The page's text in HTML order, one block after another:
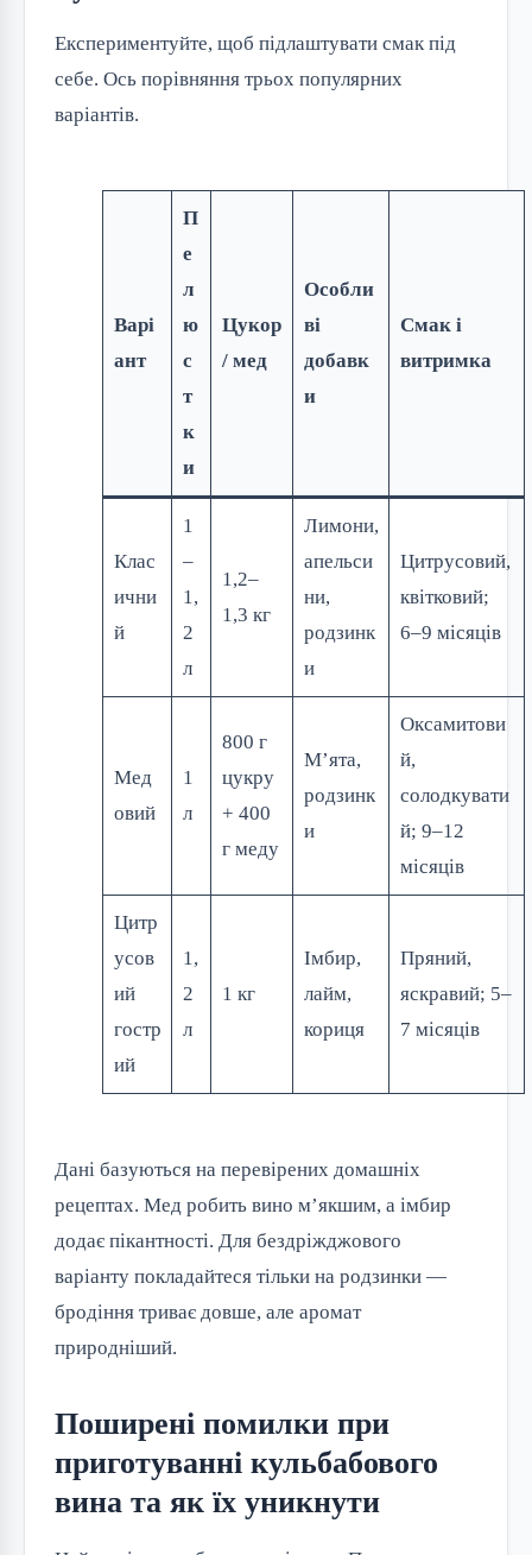
Експериментуйте, щоб підлаштувати смак під
себе. Ось порівняння трьох популярних
варіантів.
Варі
ант
П
е
л
ю
с
т
к
и
Цукор
/ мед
Особли
ві
добавк
и
Смак і
витримка
Клас
ични
й
1
–
1,
2
л
1,2–
1,3 кг
Лимони,
апельси
ни,
родзинк
и
Цитрусовий,
квітковий;
6–9 місяців
Мед
овий
1
л
800 г
цукру
+ 400
г меду
М’ята,
родзинк
и
Оксамитови
й,
солодкувати
й; 9–12
місяців
Цитр
усов
ий
гостр
ий
1,
2
л
1 кг
Імбир,
лайм,
кориця
Пряний,
яскравий; 5–
7 місяців
Дані базуються на перевірених домашніх
рецептах. Мед робить вино м’якшим, а імбир
додає пікантності. Для бездріжджового
варіанту покладайтеся тільки на родзинки —
бродіння триває довше, але аромат
природніший.
Поширені помилки при
приготуванні кульбабового
вина та як їх уникнути